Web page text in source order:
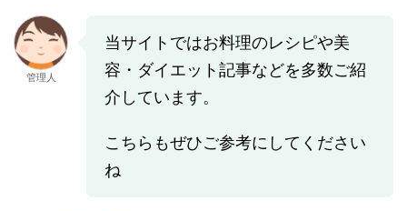
管理人
当サイトではお料理のレシピや美
容・ダイエット記事などを多数ご紹
介しています。
こちらもぜひご参考にしてください
ね